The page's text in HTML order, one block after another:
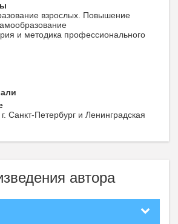
взрослых. Повышение
и методика профессионального
Санкт-Петербург и Ленинградская
автора